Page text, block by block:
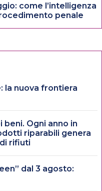
come l’intelligenza
penale
la nuova frontiera
Ogni anno in
riparabili genera
rifiuti
dal 3 agosto: